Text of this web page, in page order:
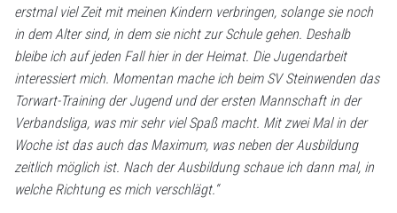
erstmal viel Zeit mit meinen Kindern verbringen, solange sie noch
in dem Alter sind, in dem sie nicht zur Schule gehen. Deshalb
bleibe ich auf jeden Fall hier in der Heimat. Die Jugendarbeit
interessiert mich. Momentan mache ich beim SV Steinwenden das
Torwart-Training der Jugend und der ersten Mannschaft in der
Verbandsliga, was mir sehr viel Spaß macht. Mit zwei Mal in der
Woche ist das auch das Maximum, was neben der Ausbildung
zeitlich möglich ist. Nach der Ausbildung schaue ich dann mal, in
welche Richtung es mich verschlägt.“